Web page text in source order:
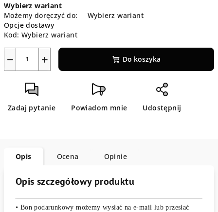
jednostkowa:
Wybierz wariant
Możemy doręczyć do:
Wybierz wariant
Opcje dostawy
Kod: Wybierz wariant
+
− Do koszyka
Zadaj pytanie Powiadom mnie Udostępnij
Opis Ocena Opinie
Opis szczegółowy produktu
• Bon podarunkowy możemy wysłać na e-mail lub przesłać